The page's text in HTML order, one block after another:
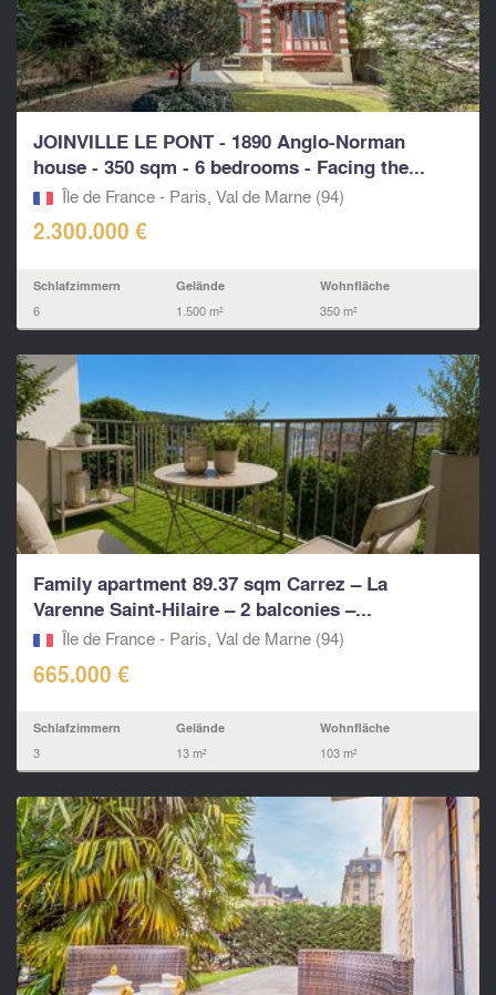
JOINVILLE LE PONT - 1890 Anglo-Norman
house - 350 sqm - 6 bedrooms - Facing the...
Île de France - Paris, Val de Marne (94)
2.300.000 €
Schlafzimmern
6
Gelände
1.500 m²
Wohnfläche
350 m²
Family apartment 89.37 sqm Carrez – La
Varenne Saint-Hilaire – 2 balconies –...
Île de France - Paris, Val de Marne (94)
665.000 €
Schlafzimmern
3
Gelände
13 m²
Wohnfläche
103 m²